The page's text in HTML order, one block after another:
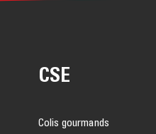
CSE
Colis gourmands